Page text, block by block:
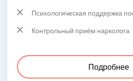
Психологическая поддержка
Контрольный приём нарколога
Подробнее